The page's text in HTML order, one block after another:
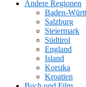
Andere Regionen
Baden-
Salzburg
Steiermark
Südtirol
England
Island
Korsika
Kroatien